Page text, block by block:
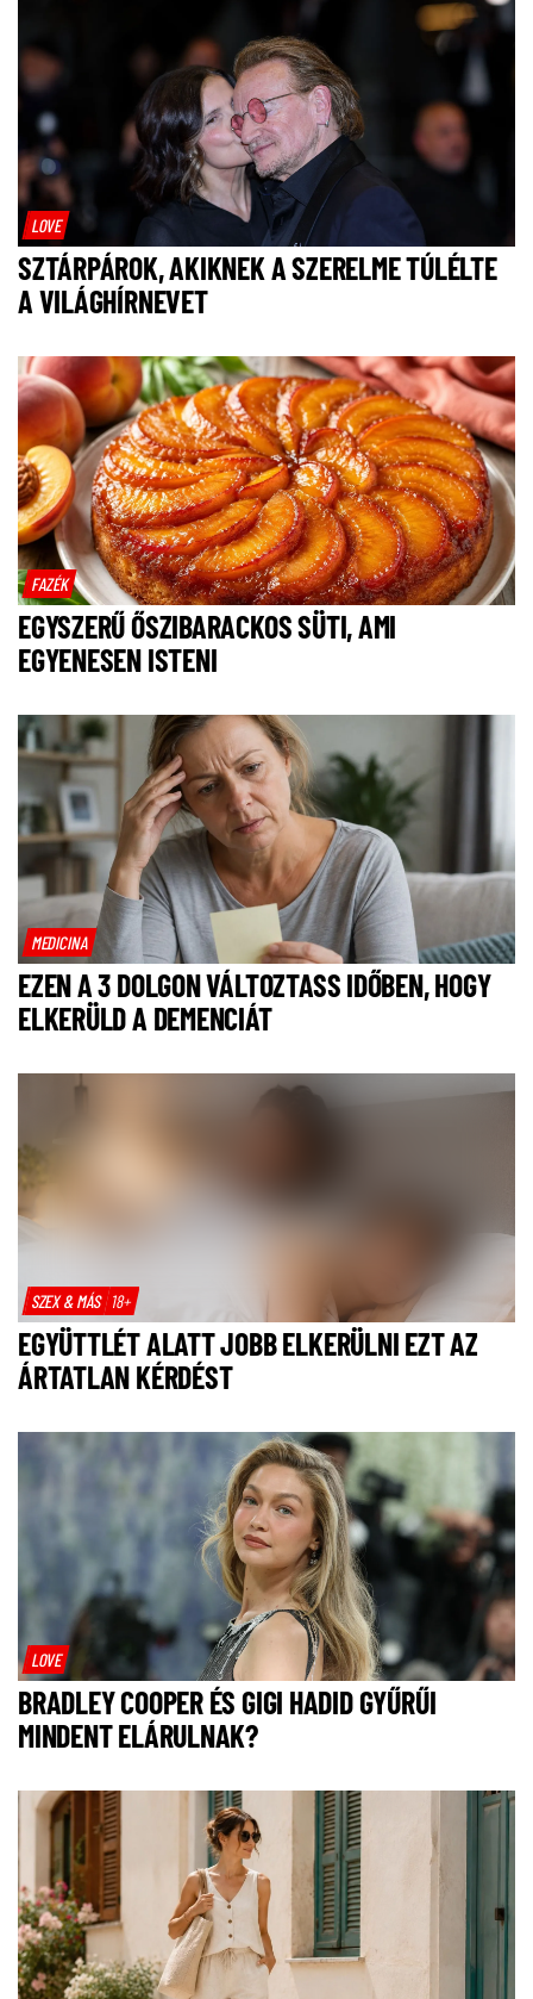
LOVE
SZTÁRPÁROK, AKIKNEK A SZERELME TÚLÉLTE
A VILÁGHÍRNEVET
FAZÉK
EGYSZERŰ ŐSZIBARACKOS SÜTI, AMI
EGYENESEN ISTENI
MEDICINA
EZEN A 3 DOLGON VÁLTOZTASS IDŐBEN, HOGY
ELKERÜLD A DEMENCIÁT
SZEX & MÁS 18+
EGYÜTTLÉT ALATT JOBB ELKERÜLNI EZT AZ
ÁRTATLAN KÉRDÉST
LOVE
BRADLEY COOPER ÉS GIGI HADID GYŰRŰI
MINDENT ELÁRULNAK?